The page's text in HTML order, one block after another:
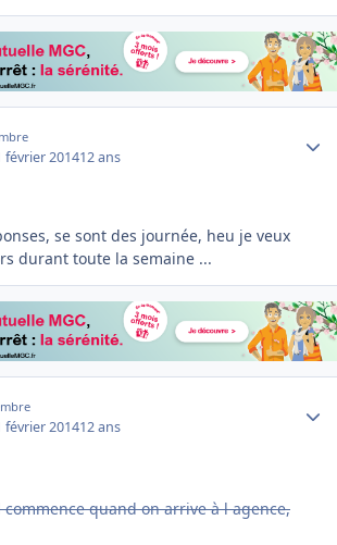
février 201412 ans
se sont des journée, heu je veux
durant toute la semaine ...
février 201412 ans
quand on arrive à l agence,